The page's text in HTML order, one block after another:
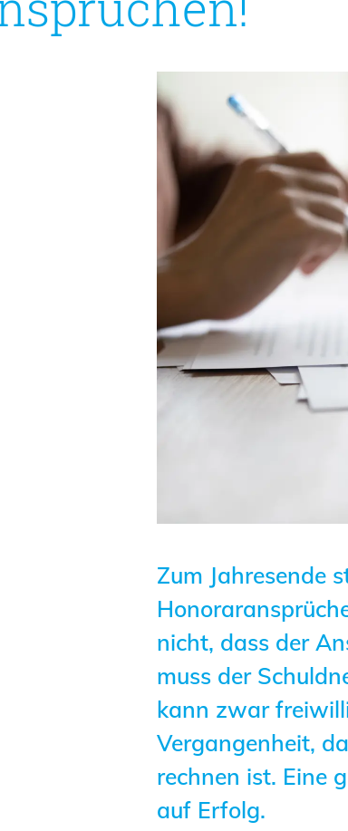
Geschäftsstelle
Unsere
Informationen
Anträge,
Fortbildung/
Informationen
Recht
Öffentlich
vereidigte
Qualifizierte
innen
Sachkundige
Zum Jahresende
nicht, dass der
muss der
kann zwar
Vergangenheit,
rechnen ist. Eine
auf Erfolg.